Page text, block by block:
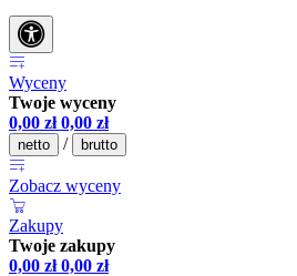
Wyceny
Twoje wyceny
0,00 zł 0,00 zł
netto / brutto
Zobacz wyceny
Zakupy
Twoje zakupy
0,00 zł 0,00 zł